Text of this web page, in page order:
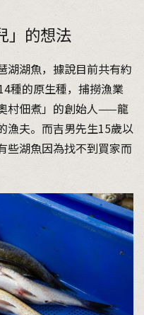
」的想法
湖湖魚，據說目前共有約
種的原生種，捕撈漁業
村佃煮」的創始人——龍
漁夫。而吉男先生15歲以
些湖魚因為找不到買家而